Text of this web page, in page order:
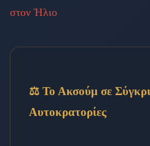
στον Ήλιο
⚖️ Το Ακσούμ σε
Αυτοκρατορίες